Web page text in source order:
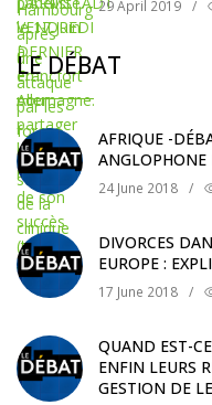
29 April 2019 /
LE DÉBAT
AFRIQUE -
ANGLOPHONE
24 June 2018 /
DIVORCES
EUROPE :
17 June 2018 /
QUAND EST-
ENFIN LEURS
GESTION DE